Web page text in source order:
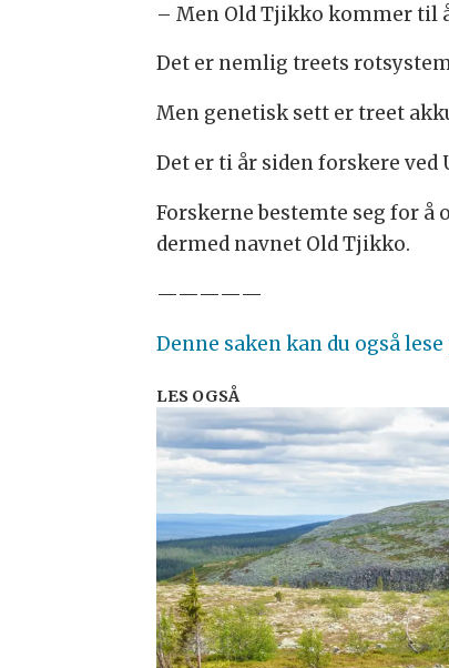
– Men Old Tjikko kommer til
Det er nemlig treets
Men genetisk sett er treet
Det er ti år siden forskere
Forskerne bestemte seg for
dermed navnet Old Tjikko.
—————
Denne saken kan du også
LES OGSÅ